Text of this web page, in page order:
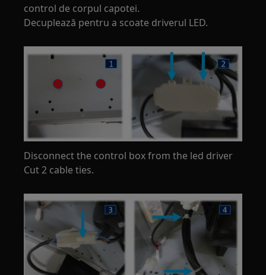
control de corpul capotei.
Decuplează pentru a scoate driverul LED.
Disconnect the control box from the led driver
Cut 2 cable ties.